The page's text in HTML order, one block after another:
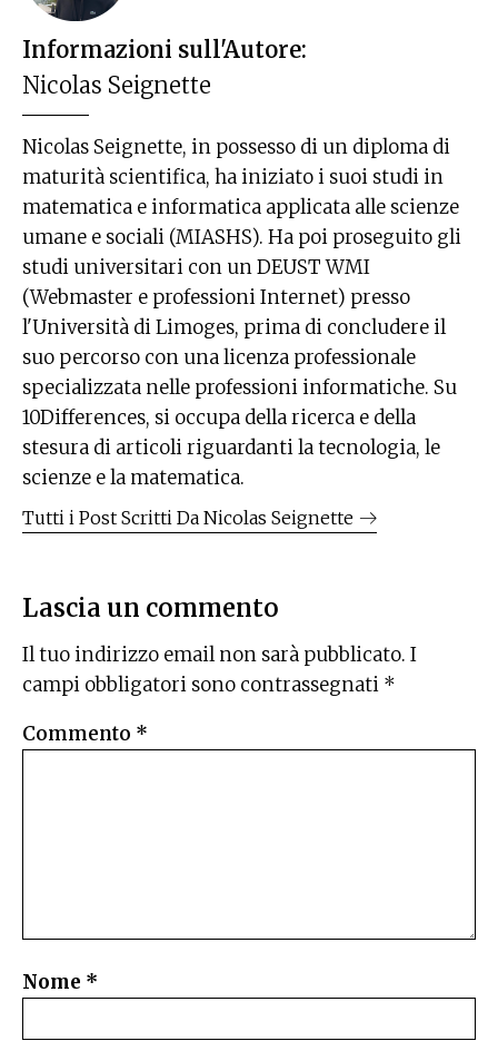
Informazioni sull'Autore:
Nicolas Seignette
Nicolas Seignette, in possesso di un diploma di
maturità scientifica, ha iniziato i suoi studi in
matematica e informatica applicata alle scienze
umane e sociali (MIASHS). Ha poi proseguito gli
studi universitari con un DEUST WMI
(Webmaster e professioni Internet) presso
l'Università di Limoges, prima di concludere il
suo percorso con una licenza professionale
specializzata nelle professioni informatiche. Su
10Differences, si occupa della ricerca e della
stesura di articoli riguardanti la tecnologia, le
scienze e la matematica.
Tutti i Post Scritti Da Nicolas Seignette
Lascia un commento
Il tuo indirizzo email non sarà pubblicato. I
campi obbligatori sono contrassegnati *
Commento *
Nome *